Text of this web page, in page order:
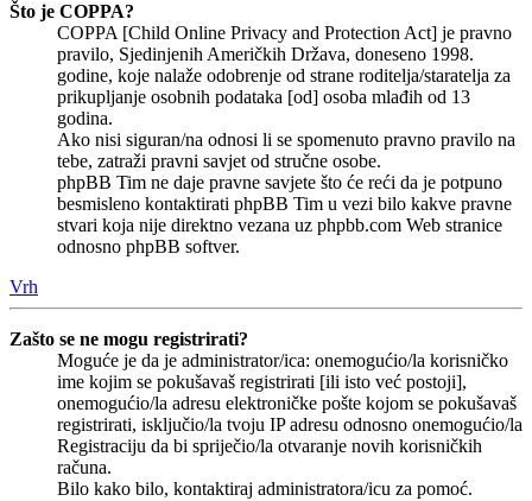
Što je COPPA?
COPPA [Child Online Privacy and Protection Act] je pravno
pravilo, Sjedinjenih Američkih Država, doneseno 1998.
godine, koje nalaže odobrenje od strane roditelja/staratelja za
prikupljanje osobnih podataka [od] osoba mlađih od 13
godina.
Ako nisi siguran/na odnosi li se spomenuto pravno pravilo na
tebe, zatraži pravni savjet od stručne osobe.
phpBB Tim ne daje pravne savjete što će reći da je potpuno
besmisleno kontaktirati phpBB Tim u vezi bilo kakve pravne
stvari koja nije direktno vezana uz phpbb.com Web stranice
odnosno phpBB softver.
Vrh
Zašto se ne mogu registrirati?
Moguće je da je administrator/ica: onemogućio/la korisničko
ime kojim se pokušavaš registrirati [ili isto već postoji],
onemogućio/la adresu elektroničke pošte kojom se pokušavaš
registrirati, isključio/la tvoju IP adresu odnosno onemogućio/la
Registraciju da bi spriječio/la otvaranje novih korisničkih
računa.
Bilo kako bilo, kontaktiraj administratora/icu za pomoć.